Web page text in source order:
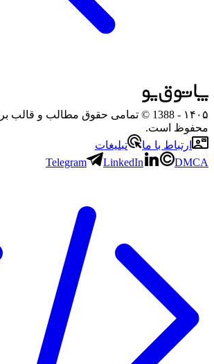
۱۴۰۵
- 1388 © تمامی حقوق مطالب و قالب
محفوظ است.
ارتباط با ما
تبلیغات
Telegram
LinkedIn DMCA